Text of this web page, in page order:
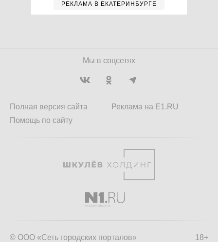
РЕКЛАМА В ЕКАТЕРИНБУРГЕ
Мы в соцсетях
Полная версия сайта
Помощь по сайту
Реклама на E1.RU
18+
© ООО «Сеть городских порталов»